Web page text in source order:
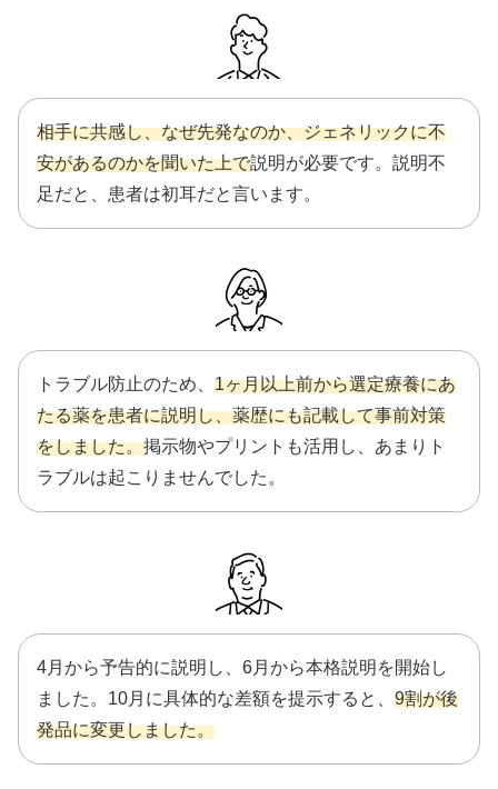
相手に共感し、なぜ先発なのか、ジェネリックに不
安があるのかを聞いた上で説明が必要です。説明不
足だと、患者は初耳だと言います。
トラブル防止のため、 1ヶ月以上前から選定療養にあ
たる薬を患者に説明し、薬歴にも記載して事前対策
をしました。掲示物やプリントも活用し、あまりト
ラブルは起こりませんでした。
4月から予告的に説明し、6月から本格説明を開始し
ました。10月に具体的な差額を提示すると、 9割が後
発品に変更しました。